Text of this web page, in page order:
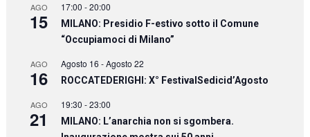
AGO
15
17:00 -20:00
MILANO: Presidio F-estivo sotto il Comune
“Occupiamoci di Milano”
AGO
16
Agosto 16 -Agosto 22
ROCCATEDERIGHI: X° FestivalSedicid’Agosto
AGO
21
19:30 -23:00
MILANO: L’anarchia non si sgombera.